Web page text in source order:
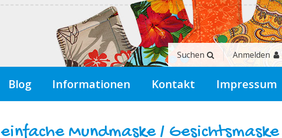
Suchen Anmelden
Blog Informationen Kontakt Impressum
einfache Mundmaske /